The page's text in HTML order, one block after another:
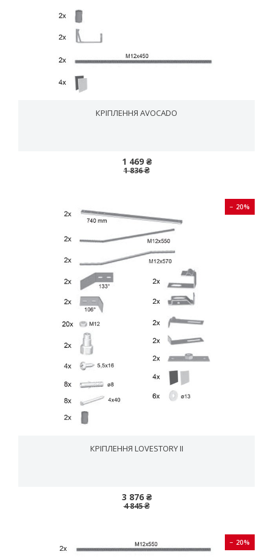
КРІПЛЕННЯ AVOCADO
1 469 ₴
1 836 ₴
− 20%
КРІПЛЕННЯ LOVESTORY II
3 876 ₴
4 845 ₴
− 20%